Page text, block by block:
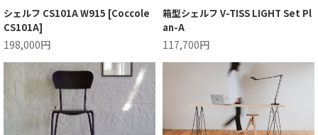
シェルフ CS101A W915 [Coccole
CS101A]
198,000円
箱型シェルフ V-TISS LIGHT Set Pl
an-A
117,700円